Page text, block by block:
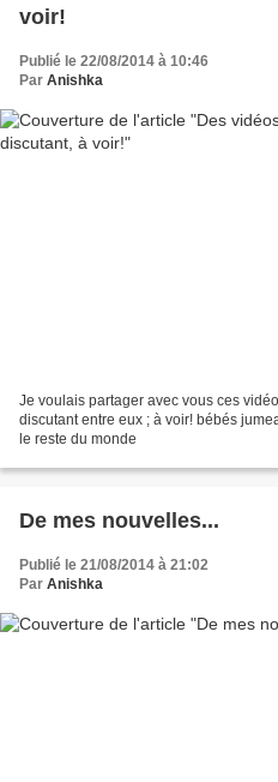
voir!
Publié le 22/08/2014 à 10:46
Par Anishka
Je voulais partager avec vous ces
discutant entre eux ; à voir! bébés
le reste du monde
De mes nouvelles...
Publié le 21/08/2014 à 21:02
Par Anishka